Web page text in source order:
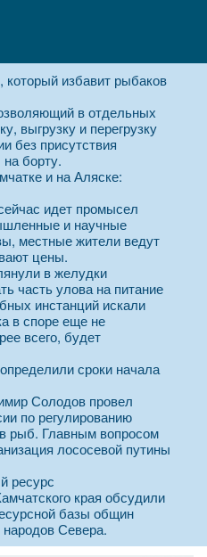
который избавит рыбаков
в отдельных
выгрузку и перегрузку
без присутствия
борту.
и на Аляске:
идет промысел
и научные
местные жители ведут
цены.
в желудки
часть улова на питание
инстанций искали
в споре еще не
всего, будет
сроки начала
Солодов провел
по регулированию
рыб. Главным вопросом
лососевой путины
ресурс
края обсудили
базы общин
Севера.